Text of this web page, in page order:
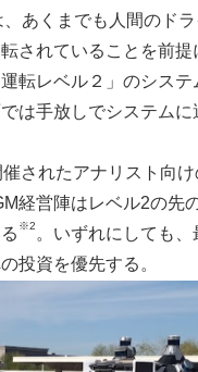
あくまでも人間のド
されていることを前
転レベル２」のシステ
は手放しでシステムに
されたアナリスト向け
経営陣はレベル2の先
※2 。いずれにしても、
投資を優先する。